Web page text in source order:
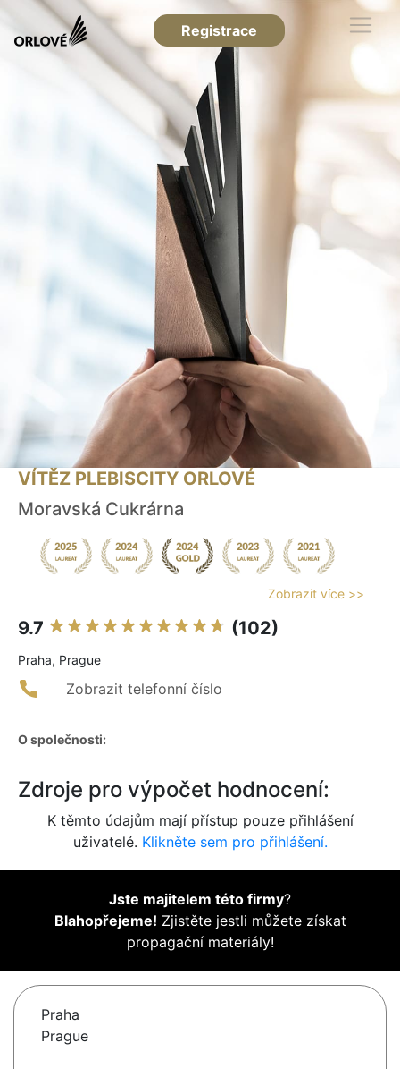
Registrace
VÍTĚZ PLEBISCITY ORLOVÉ
Moravská Cukrárna
Zobrazit více >>
9.7 (102)
Praha, Prague
Zobrazit telefonní číslo
O společnosti:
Zdroje pro výpočet hodnocení:
K těmto údajům mají přístup pouze přihlášení
uživatelé. Klikněte sem pro přihlášení.
Jste majitelem této firmy?
Blahopřejeme! Zjistěte jestli můžete získat
propagační materiály!
Praha
Prague